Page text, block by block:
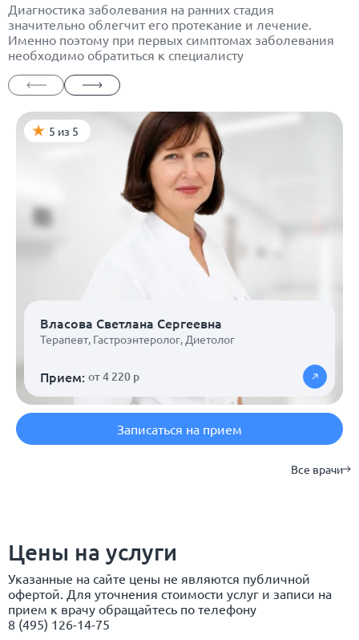
Диагностика заболевания на ранних стадия
значительно облегчит его протекание и лечение.
Именно поэтому при первых симптомах заболевания
необходимо обратиться к специалисту
5 из 5
Власова Светлана Сергеевна
Терапевт, Гастроэнтеролог, Диетолог
Прием: от 4 220 р
Записаться на прием
Все врачи
Цены на услуги
Указанные на сайте цены не являются публичной
офертой. Для уточнения стоимости услуг и записи на
прием к врачу обращайтесь по телефону
8 (495) 126-14-75